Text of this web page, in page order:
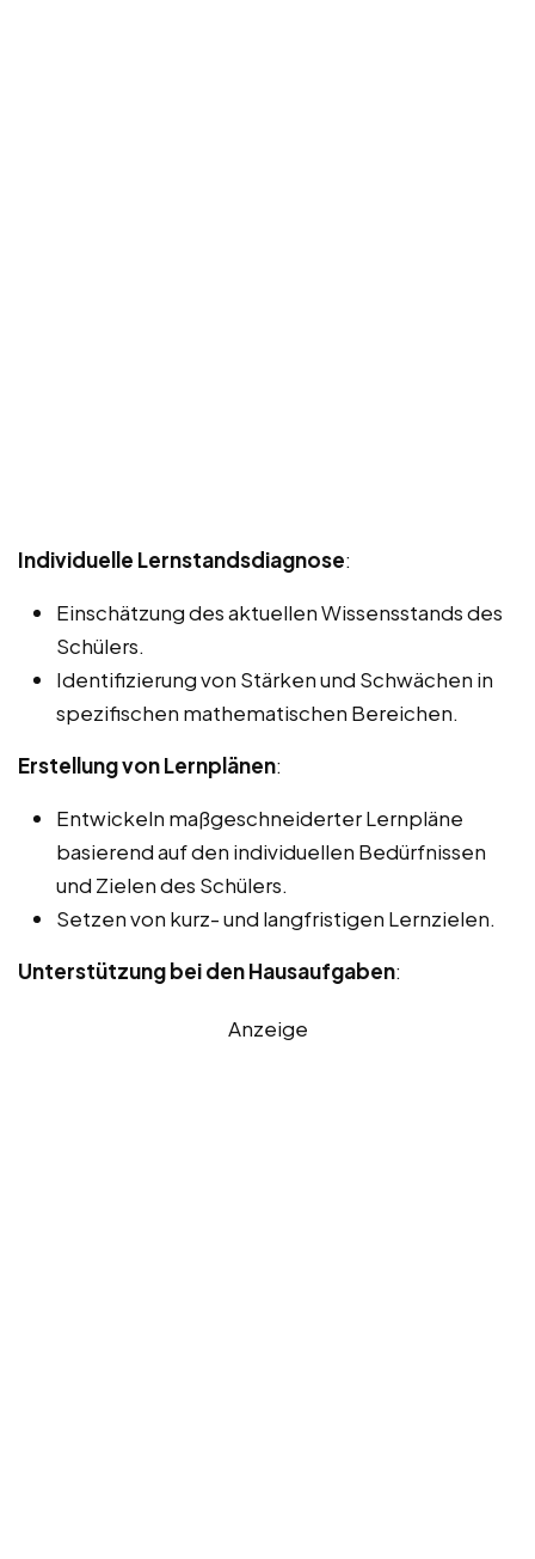
Individuelle Lernstandsdiagnose:
Einschätzung des aktuellen Wissensstands des
Schülers.
Identifizierung von Stärken und Schwächen in
spezifischen mathematischen Bereichen.
Erstellung von Lernplänen:
Entwickeln maßgeschneiderter Lernpläne
basierend auf den individuellen Bedürfnissen
und Zielen des Schülers.
Setzen von kurz- und langfristigen Lernzielen.
Unterstützung bei den Hausaufgaben:
Anzeige